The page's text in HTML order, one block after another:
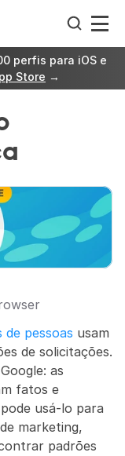
perfis para iOS e
Store →
de pessoas usam
de solicitações.
as
fatos e
usá-lo para
marketing,
padrões